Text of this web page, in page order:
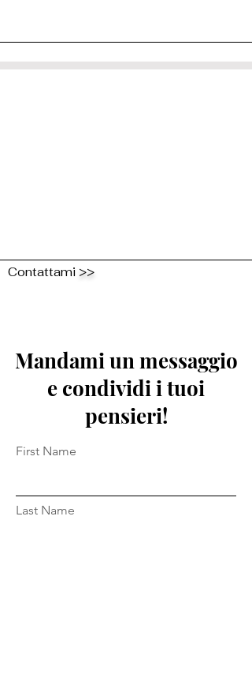
Contattami >>
Mandami un messaggio
e condividi i tuoi
pensieri!
First Name
Last Name